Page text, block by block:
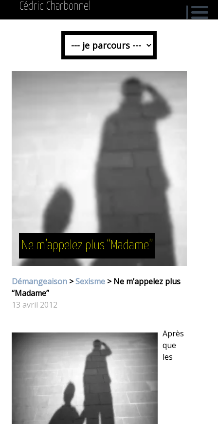
Cédric Charbonnel
Ne m’appelez plus “Madame”
Démangeaison >Sexisme > Ne m’appelez plus
“Madame”
13 avril 2012
Après
que
les